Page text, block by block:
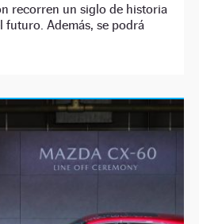
recorren un siglo de historia
futuro. Además, se podrá